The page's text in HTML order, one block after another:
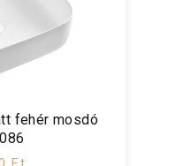
fehér mosdó